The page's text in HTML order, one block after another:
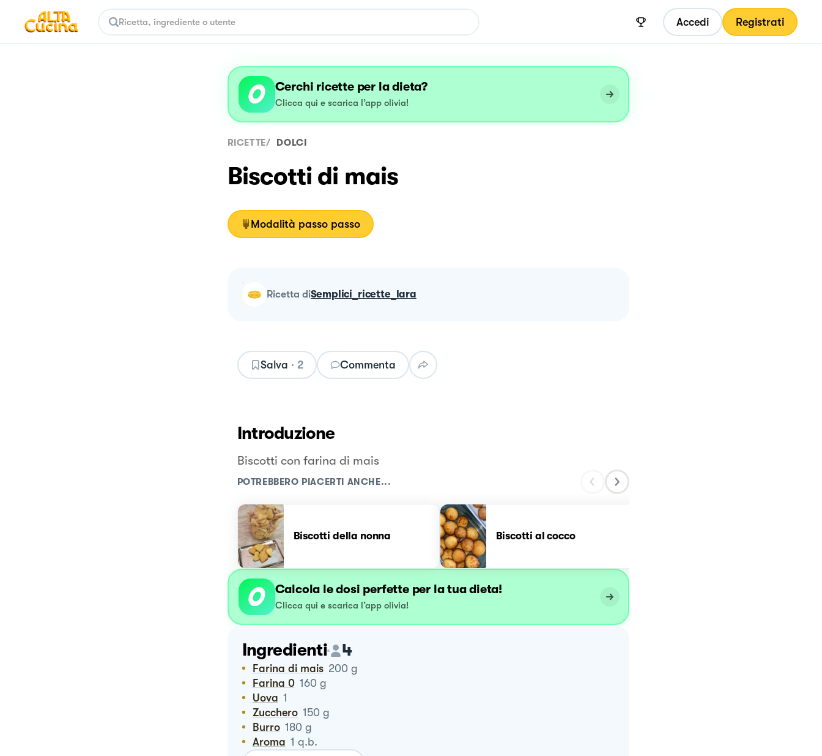
Accedi Registrati
Cerchi ricette per la dieta?
Clicca qui e scarica l’app olivia!
RICETTE/ DOLCI
Biscotti di mais
Modalità passo passo
ricetta diSemplici_ricette_lara
Salva · 2 Commenta
Introduzione
Biscotti con farina di mais
POTREBBERO PIACERTI ANCHE...
Biscotti della nonna Biscotti al cocco
Calcola le dosi perfette per la tua dieta!
Clicca qui e scarica l’app olivia!
Ingredienti 4
Farina di mais 200 g
Farina 0 160 g
Uova 1
Zucchero 150 g
Burro 180 g
Aroma 1 q.b.